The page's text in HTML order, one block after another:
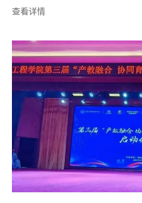
生产车间、自动化展厅及文化墙展
查看详情